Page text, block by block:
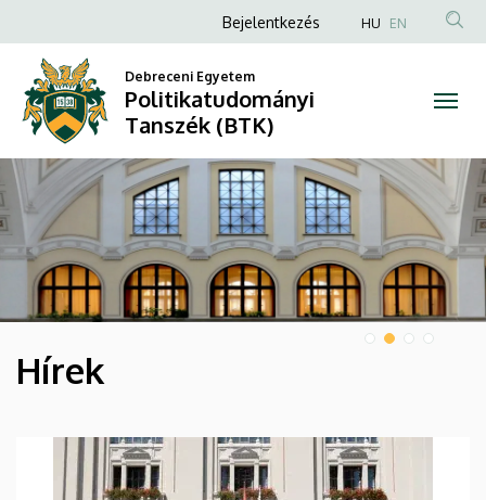
Politikatudományi
Tanszék
(BTK)
Anonim
fiók
menüje
Bejelentkezés HU EN
Debreceni Egyetem
Politikatudományi
Tanszék (BTK)
DIAVETÍTÉS
HÍREK
Hírek